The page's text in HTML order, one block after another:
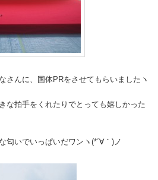
さんに、国体PRをさせてもらいましたヽ
な拍手をくれたりでとっても嬉しかった
いでいっぱいだワンヽ(*´∀｀)ノ